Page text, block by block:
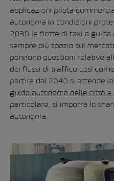
applicazioni pilota
autonoma in condizioni
2030 le flotte di taxi a guida
sempre più spazio sul
pongono questioni relative
dei flussi di traffico così
partire dal 2040 si attende
guida autonoma nelle città e
particolare, si imporrà lo
autonoma.